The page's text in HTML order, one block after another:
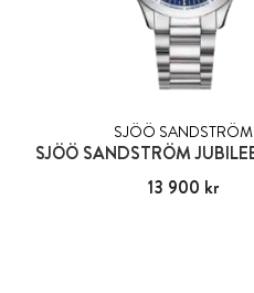
SJÖÖ SANDSTRÖM
Pris: 13 900 kr
13 900 kr